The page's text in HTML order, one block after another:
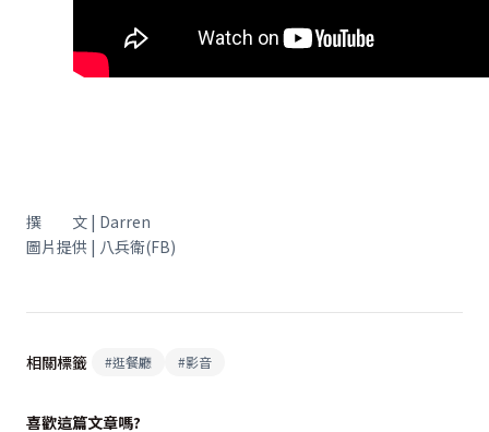
撰 文 | Darren
圖片提供 | 八兵衛(FB)
相關標籤 #逛餐廳 #影音
喜歡這篇文章嗎?